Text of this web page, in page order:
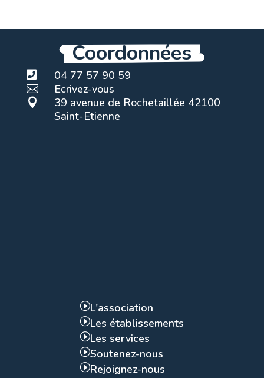
Coordonnées
 04 77 57 90 59
 Ecrivez-vous

39 avenue de Rochetaillée 42100
Saint-Etienne
IL'association
ILes établissements
ILes services
ISoutenez-nous
IRejoignez-nous